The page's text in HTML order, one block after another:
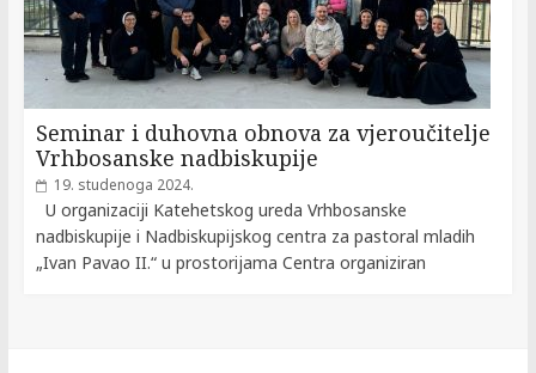
Seminar i duhovna obnova za vjeroučitelje
Vrhbosanske nadbiskupije
19. studenoga 2024.
U organizaciji Katehetskog ureda Vrhbosanske
nadbiskupije i Nadbiskupijskog centra za pastoral mladih
„Ivan Pavao II.“ u prostorijama Centra organiziran